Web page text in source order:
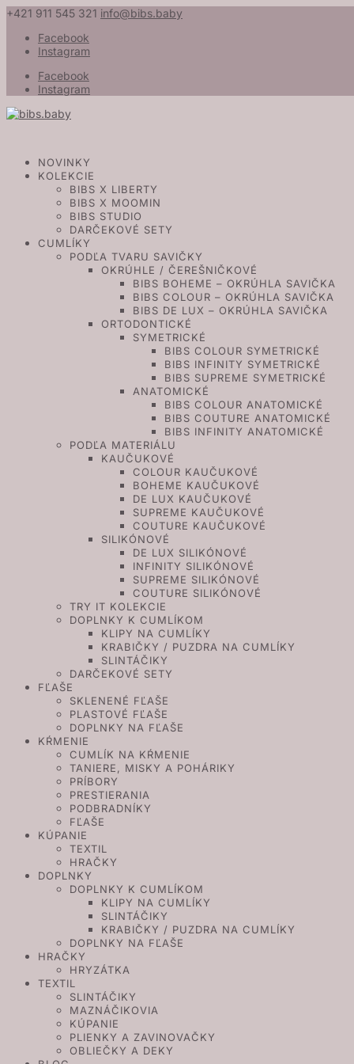
+421 911 545 321 info@bibs.baby
Facebook
Instagram
Facebook
Instagram
NOVINKY
KOLEKCIE
BIBS X LIBERTY
BIBS X MOOMIN
BIBS STUDIO
DARČEKOVÉ SETY
CUMLÍKY
PODĽA TVARU SAVIČKY
OKRÚHLE / ČEREŠNIČKOVÉ
BIBS BOHEME – OKRÚHLA SAVIČKA
BIBS COLOUR – OKRÚHLA SAVIČKA
BIBS DE LUX – OKRÚHLA SAVIČKA
ORTODONTICKÉ
SYMETRICKÉ
BIBS COLOUR SYMETRICKÉ
BIBS INFINITY SYMETRICKÉ
BIBS SUPREME SYMETRICKÉ
ANATOMICKÉ
BIBS COLOUR ANATOMICKÉ
BIBS COUTURE ANATOMICKÉ
BIBS INFINITY ANATOMICKÉ
PODĽA MATERIÁLU
KAUČUKOVÉ
COLOUR KAUČUKOVÉ
BOHEME KAUČUKOVÉ
DE LUX KAUČUKOVÉ
SUPREME KAUČUKOVÉ
COUTURE KAUČUKOVÉ
SILIKÓNOVÉ
DE LUX SILIKÓNOVÉ
INFINITY SILIKÓNOVÉ
SUPREME SILIKÓNOVÉ
COUTURE SILIKÓNOVÉ
TRY IT KOLEKCIE
DOPLNKY K CUMLÍKOM
KLIPY NA CUMLÍKY
KRABIČKY / PUZDRA NA CUMLÍKY
SLINTÁČIKY
DARČEKOVÉ SETY
FĽAŠE
SKLENENÉ FĽAŠE
PLASTOVÉ FĽAŠE
DOPLNKY NA FĽAŠE
KŔMENIE
CUMLÍK NA KŔMENIE
TANIERE, MISKY A POHÁRIKY
PRÍBORY
PRESTIERANIA
PODBRADNÍKY
FĽAŠE
KÚPANIE
TEXTIL
HRAČKY
DOPLNKY
DOPLNKY K CUMLÍKOM
KLIPY NA CUMLÍKY
SLINTÁČIKY
KRABIČKY / PUZDRA NA CUMLÍKY
DOPLNKY NA FĽAŠE
HRAČKY
HRYZÁTKA
TEXTIL
SLINTÁČIKY
MAZNÁČIKOVIA
KÚPANIE
PLIENKY A ZAVINOVAČKY
OBLIEČKY A DEKY